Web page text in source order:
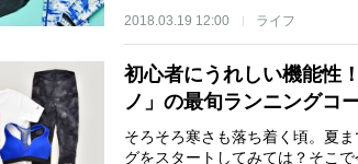
2018.03.19 12:00 ライフ
初心者にうれしい機能性
ノ」の最旬ランニングコ
そろそろ寒さも落ち着く頃。夏
グをスタートしてみては？そこ